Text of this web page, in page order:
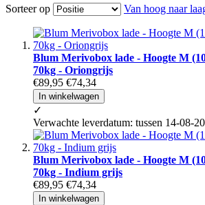
Sorteer op
Van hoog naar
Blum Merivobox lade - Hoogte M
70kg - Oriongrijs
€89,95 €74,34
In winkelwagen
✓
Verwachte leverdatum: tussen 14-08-
Blum Merivobox lade - Hoogte M
70kg - Indium grijs
€89,95 €74,34
In winkelwagen